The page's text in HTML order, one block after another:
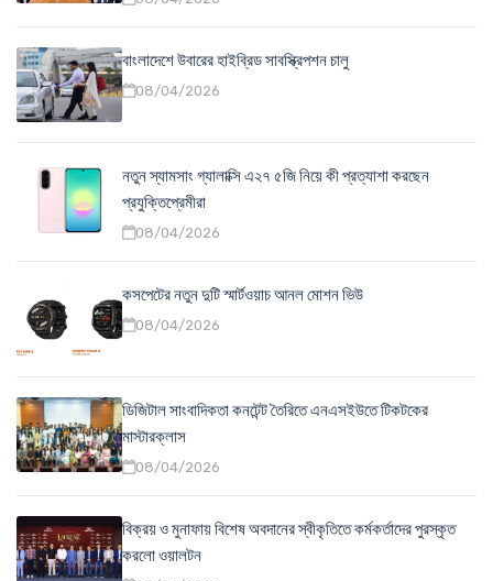
বাংলাদেশে উবারের হাইব্রিড সাবস্ক্রিপশন চালু
08/04/2026
নতুন স্যামসাং গ্যালাক্সি এ২৭ ৫জি নিয়ে কী প্রত্যাশা করছেন
প্রযুক্তিপ্রেমীরা
08/04/2026
কসপেটের নতুন দুটি স্মার্টওয়াচ আনল মোশন ভিউ
08/04/2026
ডিজিটাল সাংবাদিকতা কনটেন্ট তৈরিতে এনএসইউতে টিকটকের
মাস্টারক্লাস
08/04/2026
বিক্রয় ও মুনাফায় বিশেষ অবদানের স্বীকৃতিতে কর্মকর্তাদের পুরস্কৃত
করলো ওয়ালটন